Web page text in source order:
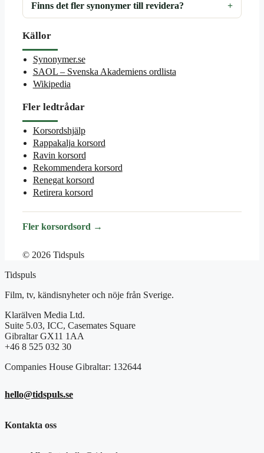
Finns det fler synonymer till revidera?
Källor
Synonymer.se
SAOL – Svenska Akademiens ordlista
Wikipedia
Fler ledtrådar
Korsordshjälp
Rappakalja korsord
Ravin korsord
Rekommendera korsord
Renegat korsord
Retirera korsord
Fler korsordsord →
© 2026 Tidspuls
Tidspuls
Film, tv, kändisnyheter och nöje från Sverige.
Klarälven Media Ltd.
Suite 5.03, ICC, Casemates Square
Gibraltar GX11 1AA
+46 8 525 032 30
Companies House Gibraltar: 132644
hello@tidspuls.se
Kontakta oss